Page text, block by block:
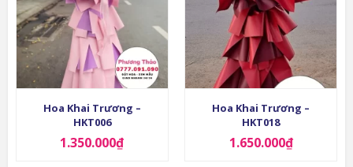
Hoa Khai Trương –
HKT006
1.350.000₫
Hoa Khai Trương –
HKT018
1.650.000₫